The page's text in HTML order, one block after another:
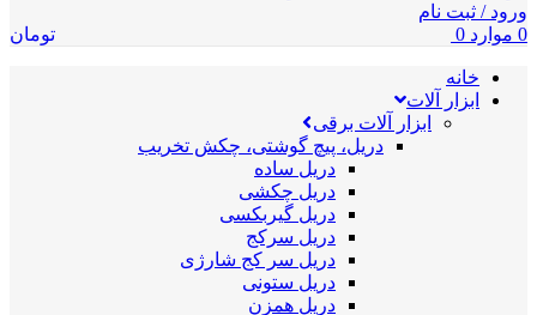
ورود / ثبت نام
0 موارد 0 تومان
خانه
ابزار آلات
ابزار آلات برقی
دریل، پیچ گوشتی، چکش تخریب
دریل ساده
دریل چکشی
دریل گیربکسی
دریل سرکج
دریل سر کج شارژی
دریل ستونی
دریل همزن